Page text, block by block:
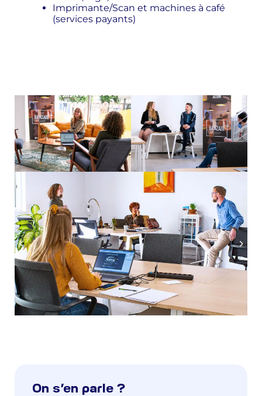
Imprimante/Scan et machines à café
(services payants)
On s’en parle ?